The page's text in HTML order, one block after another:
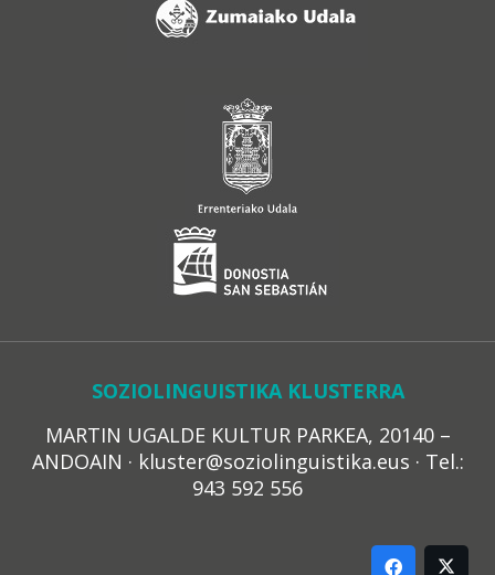
SOZIOLINGUISTIKA KLUSTERRA
MARTIN UGALDE KULTUR PARKEA, 20140 –
ANDOAIN · kluster@soziolinguistika.eus · Tel.:
943 592 556